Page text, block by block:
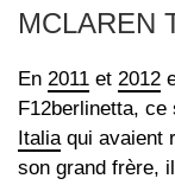
MCLAREN
En 2011 et 2012
F12berlinetta,
Italiaqui avaient
son grand frère,